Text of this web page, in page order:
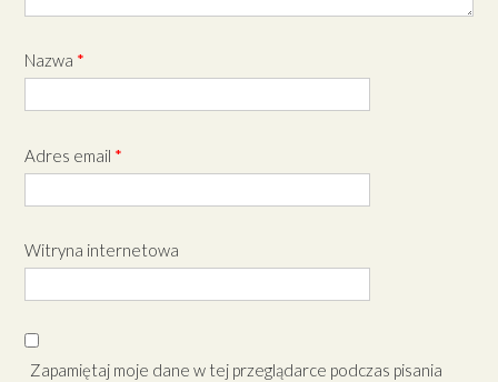
Nazwa *
Adres email *
Witryna internetowa
Zapamiętaj moje dane w tej przeglądarce podczas pisania